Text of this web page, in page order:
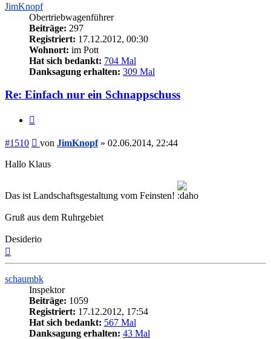
JimKnopf
Obertriebwagenführer
Beiträge: 297
Registriert: 17.12.2012, 00:30
Wohnort: im Pott
Hat sich bedankt: 704 Mal
Danksagung erhalten: 309 Mal
Re: Einfach nur ein Schnappschuss
#1510 Beitrag
von JimKnopf» 02.06.2014, 22:44
Hallo Klaus
Das ist Landschaftsgestaltung vom Feinsten!
Gruß aus dem Ruhrgebiet
Desiderio
schaumbk
Inspektor
Beiträge: 1059
Registriert: 17.12.2012, 17:54
Hat sich bedankt: 567 Mal
Danksagung erhalten: 43 Mal